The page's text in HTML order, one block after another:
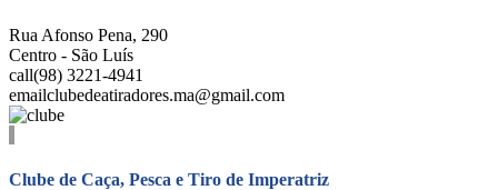
Rua Afonso Pena, 290
Centro - São Luís
call(98) 3221-4941
emailclubedeatiradores.ma@gmail.com
Clube de Caça, Pesca e Tiro de Imperatriz